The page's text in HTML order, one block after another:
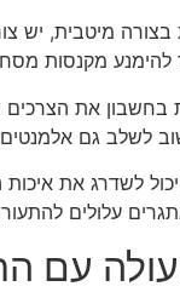
בצורה מיטבית, יש
להימנע מקנסות
את הצרכים
לשלב גם
לשדרג את
עלולים
עם